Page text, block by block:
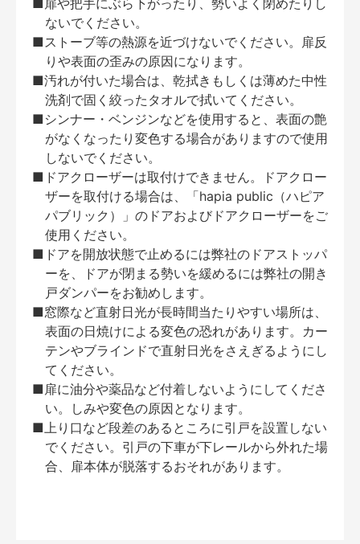
■扉や把手にぶら下がったり、勢いよく閉めたりし
ないでください。
■ストーブ等の熱源を近づけないでください。扉反
りや表面の歪みの原因になります。
■汚れが付いた場合は、乾拭きもしくは薄めた中性
洗剤で固く絞ったタオルで拭いてください。
■シンナー・ベンジンなどを使用すると、表面の艶
がなくなったり変色する場合がありますので使用
しないでください。
■ドアクローザーは取付けできません。ドアクロー
ザーを取付ける場合は、「hapia public（ハピア
パブリック）」のドアおよびドアクローザーをご
使用ください。
■ドアを開放状態で止めるには弊社のドアストッパ
ーを、ドアが閉まる勢いを緩めるには弊社の開き
戸ダンパーをお勧めします。
■窓際など直射日光が長時間当たりやすい場所は、
表面の日焼けによる変色の恐れがあります。カー
テンやブラインドで直射日光をさえぎるようにし
てください。
■扉に油分や薬品など付着しないようにしてくださ
い。しみや変色の原因となります。
■上り口など段差のあるところに引戸を設置しない
でください。引戸の下車が下レールから外れた場
合、扉本体が脱落するおそれがあります。